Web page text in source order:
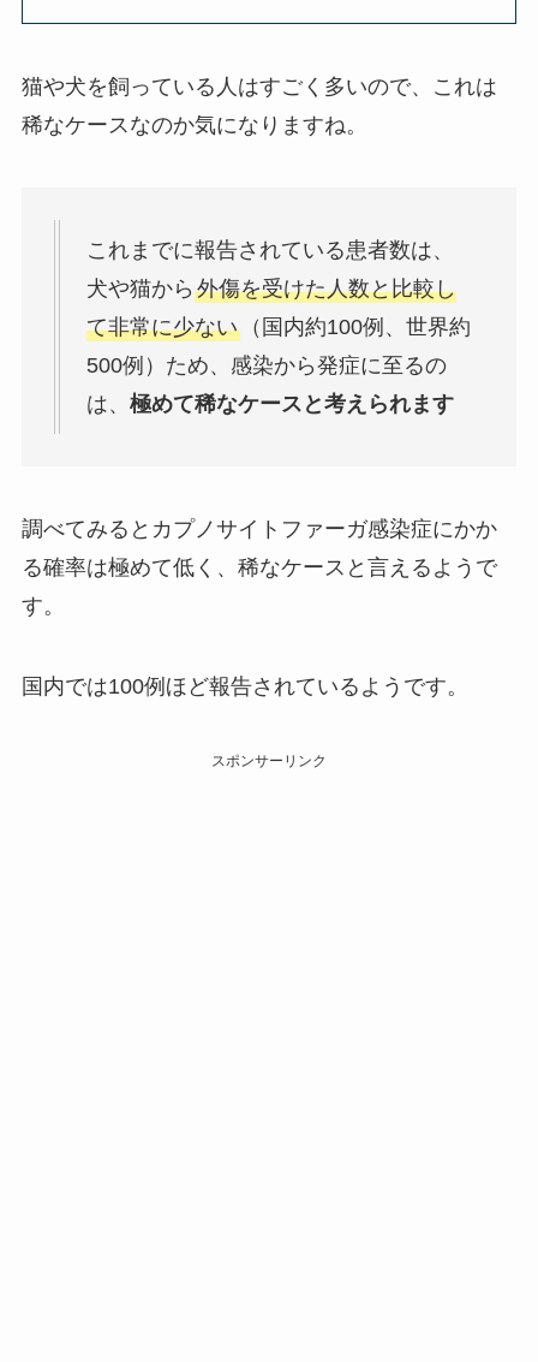
猫や犬を飼っている人はすごく多いので、これは
稀なケースなのか気になりますね。
これまでに報告されている患者数は、
犬や猫から 外傷を受けた人数と比較し
て非常に少ない（国内約100例、世界約
500例）ため、感染から発症に至るの
は、 極めて稀なケースと考えられます
調べてみるとカプノサイトファーガ感染症にかか
る確率は極めて低く、稀なケースと言えるようで
す。
国内では100例ほど報告されているようです。
スポンサーリンク